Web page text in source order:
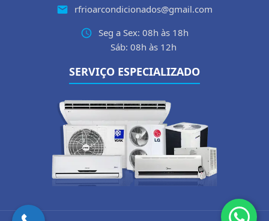
rfrioarcondicionados@gmail.com
Seg a Sex: 08h às 18h
Sáb: 08h às 12h
SERVIÇO ESPECIALIZADO